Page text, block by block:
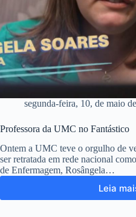
segunda-feira, 10, de maio
Professora da UMC no Fantástico
Ontem a UMC teve o orgulho de
ser retratada em rede nacional
de Enfermagem, Rosângela…
Leia